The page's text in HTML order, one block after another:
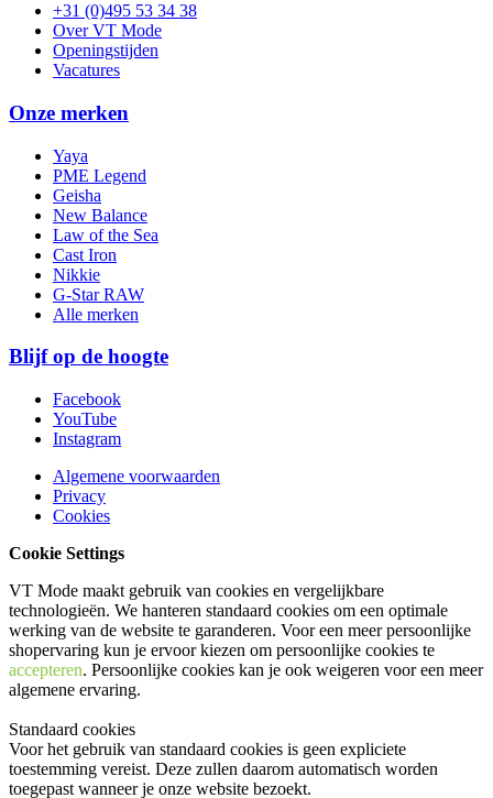
+31 (0)495 53 34 38
Over VT Mode
Openingstijden
Vacatures
Onze merken
Yaya
PME Legend
Geisha
New Balance
Law of the Sea
Cast Iron
Nikkie
G-Star RAW
Alle merken
Blijf op de hoogte
Facebook
YouTube
Instagram
Algemene voorwaarden
Privacy
Cookies
Cookie Settings
VT Mode maakt gebruik van cookies en vergelijkbare
technologieën. We hanteren standaard cookies om een optimale
werking van de website te garanderen. Voor een meer persoonlijke
shopervaring kun je ervoor kiezen om persoonlijke cookies te
accepteren. Persoonlijke cookies kan je ook weigeren voor een meer
algemene ervaring.
Standaard cookies
Voor het gebruik van standaard cookies is geen expliciete
toestemming vereist. Deze zullen daarom automatisch worden
toegepast wanneer je onze website bezoekt.